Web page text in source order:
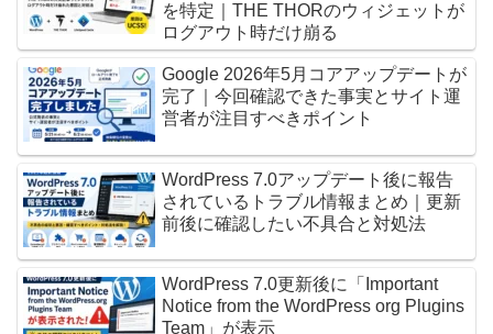
を特定｜THE THORのウィジェットが
ログアウト時だけ崩る
Google 2026年5月コアアップデートが
完了｜今回確認できた事実とサイト運
営者が注目すべきポイント
WordPress 7.0アップデート後に報告
されているトラブル情報まとめ｜更新
前後に確認したい不具合と対処法
WordPress 7.0更新後に「Important
Notice from the WordPress org Plugins
Team」が表示